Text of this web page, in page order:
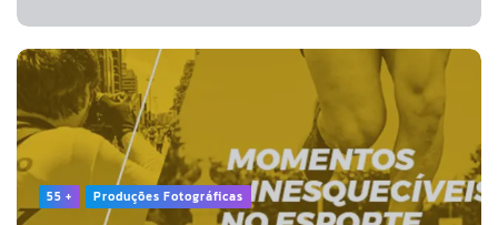
55 + Produções Fotográficas